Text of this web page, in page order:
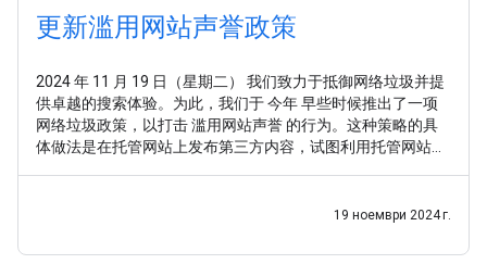
更新滥用网站声誉政策
2024 年 11 月 19 日（星期二） 我们致力于抵御网络垃圾并提
供卓越的搜索体验。为此，我们于 今年 早些时候推出了一项
网络垃圾政策，以打击 滥用网站声誉 的行为。这种策略的具
体做法是在托管网站上发布第三方内容，试图利用托管网站已
19 ноември 2024 г.